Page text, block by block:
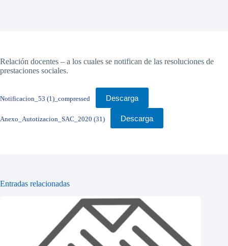
Relación docentes – a los cuales se notifican de las resoluciones de
prestaciones sociales.
Notificacion_53 (1)_compressed Descarga
Anexo_Autotizacion_SAC_2020 (31) Descarga
Entradas relacionadas